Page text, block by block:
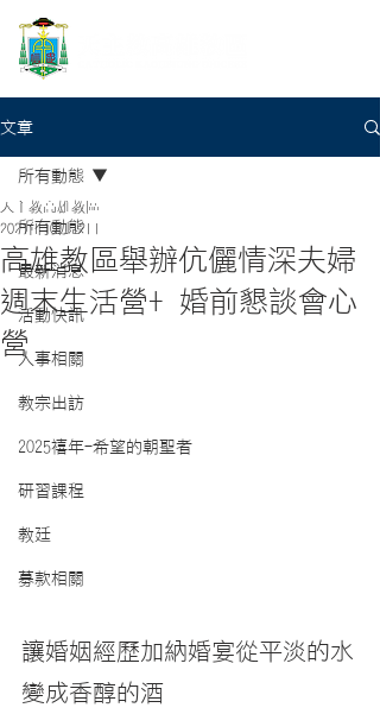
文章
所有動態
最新消息
活動快訊
人事相關
教宗出訪
2025禧年-希望的朝聖者
研習課程
教廷
募款相關
所有動態
高雄教區舉辦伉儷情深夫婦
週末生活營+ 婚前懇談會心
營
天主教高雄教區
2021年10月12日
讓婚姻經歷加納婚宴從平淡的水
變成香醇的酒